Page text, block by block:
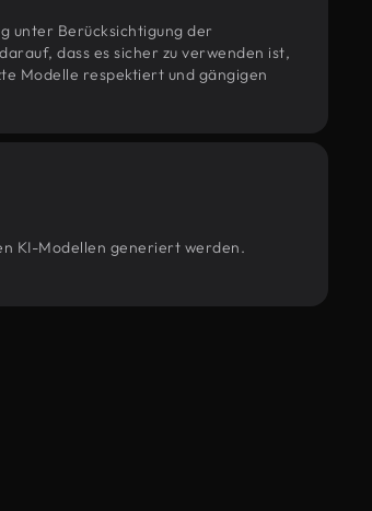
unter Berücksichtigung der
dass es sicher zu verwenden ist,
Modelle respektiert und gängigen
KI-Modellen generiert werden.